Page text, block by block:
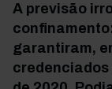
A previsão
garantiram,
credenciados